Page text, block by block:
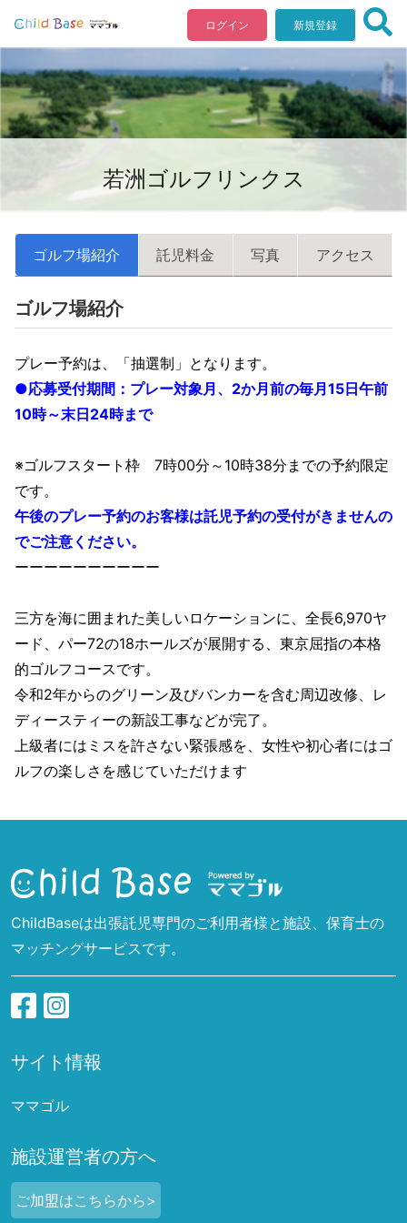
ログイン 新規登録
若洲ゴルフリンクス
ゴルフ場紹介 託児料金 写真 アクセス
ゴルフ場紹介
プレー予約は、「抽選制」となります。
●応募受付期間：プレー対象月、2か月前の毎月15日午前
10時～末日24時まで
※ゴルフスタート枠 7時00分～10時38分までの予約限定
です。
午後のプレー予約のお客様は託児予約の受付がきませんの
でご注意ください。
ーーーーーーーーーー
三方を海に囲まれた美しいロケーションに、全長6,970ヤ
ード、パー72の18ホールズが展開する、東京屈指の本格
的ゴルフコースです。
令和2年からのグリーン及びバンカーを含む周辺改修、レ
ディースティーの新設工事などが完了。
上級者にはミスを許さない緊張感を、女性や初心者にはゴ
ルフの楽しさを感じていただけます
ChildBaseは出張託児専門のご利用者様と施設、保育士の
マッチングサービスです。
サイト情報
ママゴル
施設運営者の方へ
ご加盟はこちらから>